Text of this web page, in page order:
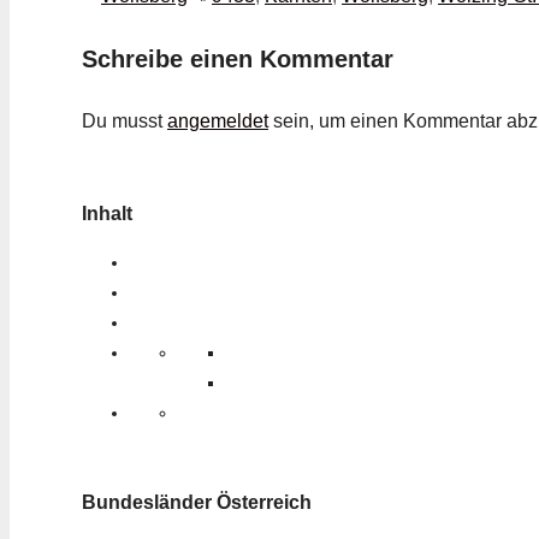
Schreibe einen Kommentar
Du musstangemeldetsein, um einen Kommentar
Inhalt
Bundesländer Österreich